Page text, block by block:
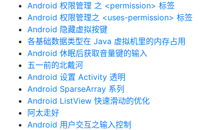
Android 权限管理 之 <permission> 标签
Android 权限管理之 <uses-permission> 标签
Android 隐藏虚拟按键
各基础数据类型在 Java 虚拟机里的内存占用
Android 休眠后获取音量键的输入
五一前的北戴河
Android 设置 Activity 透明
Android SparseArray 系列
Android ListView 快速滑动的优化
阿太走好
Android 用户交互之输入控制